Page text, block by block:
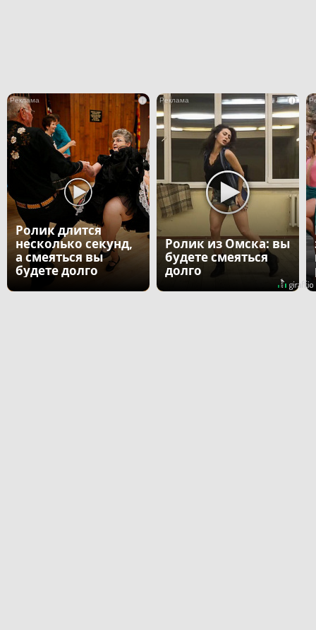
i
Ролик длится
несколько секунд,
а смеяться вы
будете долго
i
Ролик из Омска: вы
будете смеяться
долго